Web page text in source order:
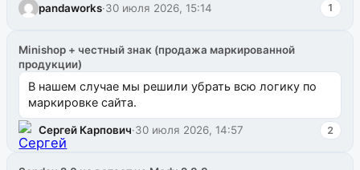
pandaworks·30 июля 2026, 15:14 1
Minishop + честный знак (продажа маркированной
продукции)
В нашем случае мы решили убрать всю логику по
маркировке сайта.
Сергей Карпович·30 июля 2026, 14:57 2